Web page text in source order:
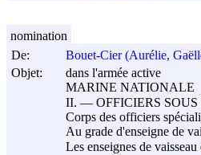
De:
Bouet-Cier (Aurélie,
Objet:
dans l'armée active
MARINE NATIONALE
II. ― OFFICIERS SOUS
Corps des officiers
Au grade d'enseigne de
Les enseignes de vaisseau
nomination